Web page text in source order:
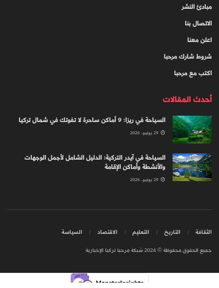
مبادئ النشر
الاتصال بنا
اعلن معنا
شروط شارك مرحبا
اكتب مع مرحبا
أحدث المقالات
السياحة في ريزا: 9 أماكن ساحرة لا تفوتك في شمال تركيا
السياحة في آيدر التركية: الدليل الشامل لأجمل الوجهات
والأنشطة وأماكن الإقامة
الثقافة التاريخ التعليم الاقتصاد السياسة
جميع الحقوق محفوظة © 2024 شبكة مرحبا تركيا الإخبارية